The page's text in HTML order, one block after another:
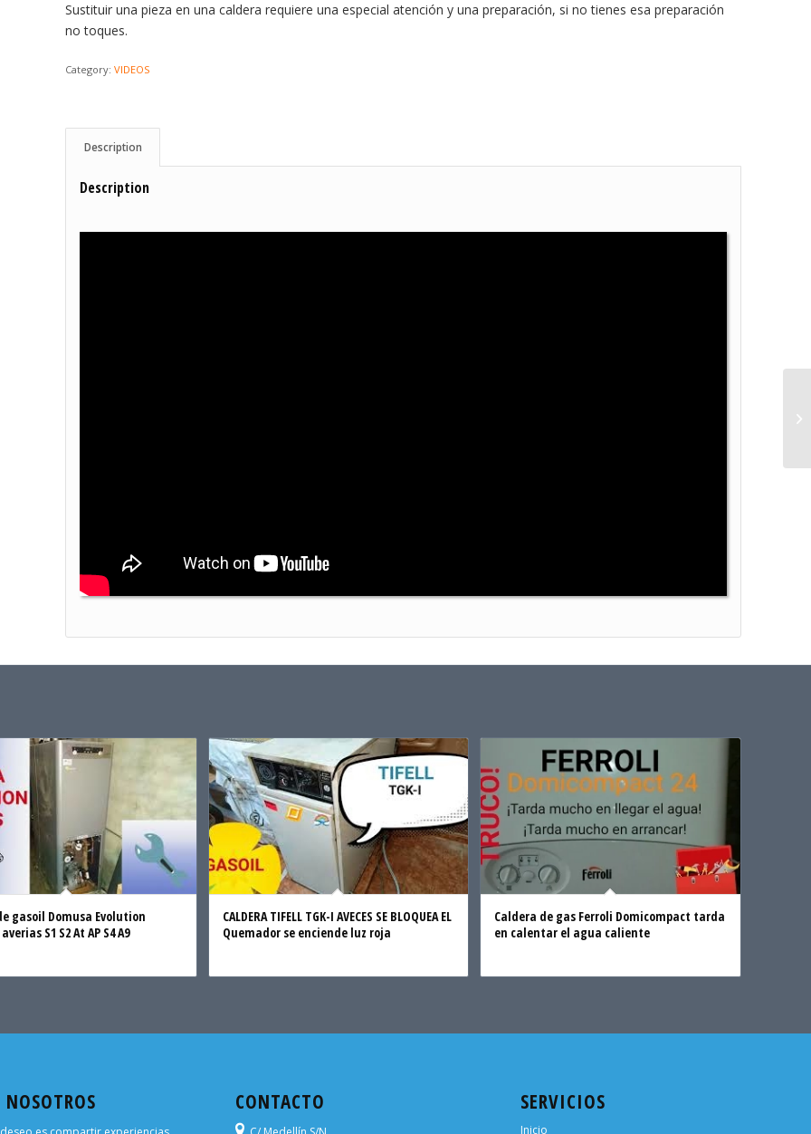
Sustituir una pieza en una caldera requiere una especial atención y una preparación, si no tienes esa preparación
no toques.
Category: VIDEOS
Description
Description
gasoil Domusa Evolution
S1 S2 At AP S4 A9
CALDERA TIFELL TGK-I AVECES SE BLOQUEA EL
Quemador se enciende luz roja
Caldera de gas Ferroli Domicompact tarda
en calentar el agua caliente
NOSOTROS CONTACTO SERVICIOS
Inicio